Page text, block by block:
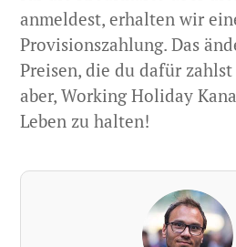
anmeldest, erhalten wir
Provisionszahlung. Das
Preisen, die du dafür
aber, Working Holiday
Leben zu halten!